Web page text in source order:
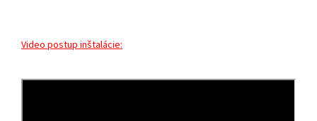
Video postup inštalácie: